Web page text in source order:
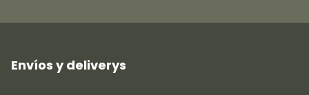
Envíos y deliverys